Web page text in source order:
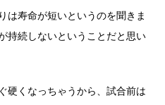
は寿命が短いというのを聞きま
持続しないということだと思い
硬くなっちゃうから、試合前は